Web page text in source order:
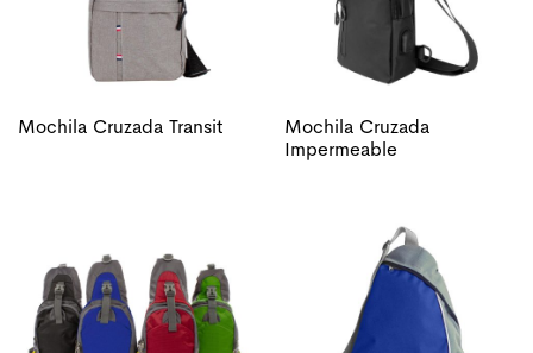
Mochila Cruzada Transit
Mochila Cruzada
Impermeable